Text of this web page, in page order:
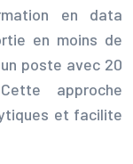
en data
en moins de
poste avec 20
approche
et facilite